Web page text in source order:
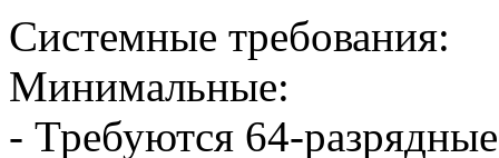
Системные требования:
Минимальные:
- Требуются 64-